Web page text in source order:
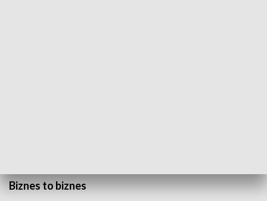
Biznes to biznes